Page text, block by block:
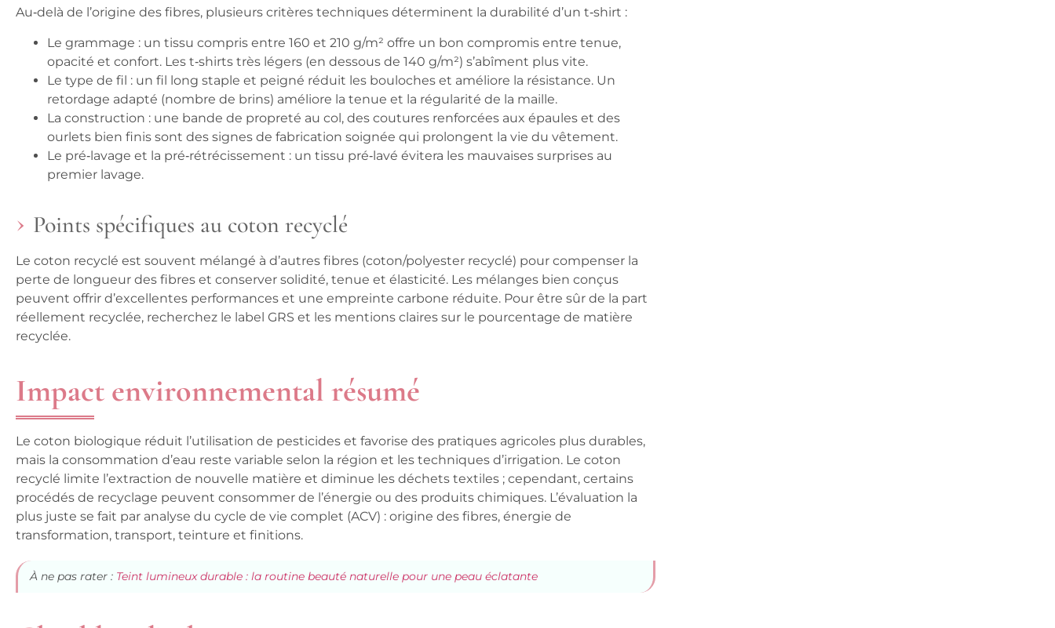
Au‑delà de l’origine des fibres, plusieurs critères techniques déterminent la durabilité d’un t‑shirt :
Le grammage : un tissu compris entre 160 et 210 g/m² offre un bon compromis entre tenue,
opacité et confort. Les t‑shirts très légers (en dessous de 140 g/m²) s’abîment plus vite.
Le type de fil : un fil long staple et peigné réduit les bouloches et améliore la résistance. Un
retordage adapté (nombre de brins) améliore la tenue et la régularité de la maille.
La construction : une bande de propreté au col, des coutures renforcées aux épaules et des
ourlets bien finis sont des signes de fabrication soignée qui prolongent la vie du vêtement.
Le pré‑lavage et la pré‑rétrécissement : un tissu pré‑lavé évitera les mauvaises surprises au
premier lavage.
Points spécifiques au coton recyclé
Le coton recyclé est souvent mélangé à d’autres fibres (coton/polyester recyclé) pour compenser la
perte de longueur des fibres et conserver solidité, tenue et élasticité. Les mélanges bien conçus
peuvent offrir d’excellentes performances et une empreinte carbone réduite. Pour être sûr de la part
réellement recyclée, recherchez le label GRS et les mentions claires sur le pourcentage de matière
recyclée.
Impact environnemental résumé
Le coton biologique réduit l’utilisation de pesticides et favorise des pratiques agricoles plus durables,
mais la consommation d’eau reste variable selon la région et les techniques d’irrigation. Le coton
recyclé limite l’extraction de nouvelle matière et diminue les déchets textiles ; cependant, certains
procédés de recyclage peuvent consommer de l’énergie ou des produits chimiques. L’évaluation la
plus juste se fait par analyse du cycle de vie complet (ACV) : origine des fibres, énergie de
transformation, transport, teinture et finitions.
À ne pas rater : Teint lumineux durable : la routine beauté naturelle pour une peau éclatante